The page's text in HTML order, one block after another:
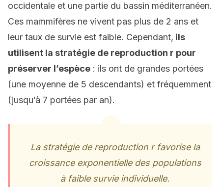
occidentale et une partie du bassin méditerranéen.
Ces mammifères ne vivent pas plus de 2 ans et
leur taux de survie est faible. Cependant, ils
utilisent la stratégie de reproduction r pour
préserver l’espèce : ils ont de grandes portées
(une moyenne de 5 descendants) et fréquemment
(jusqu’à 7 portées par an).
La stratégie de reproduction r favorise la
croissance exponentielle des populations
à faible survie individuelle.